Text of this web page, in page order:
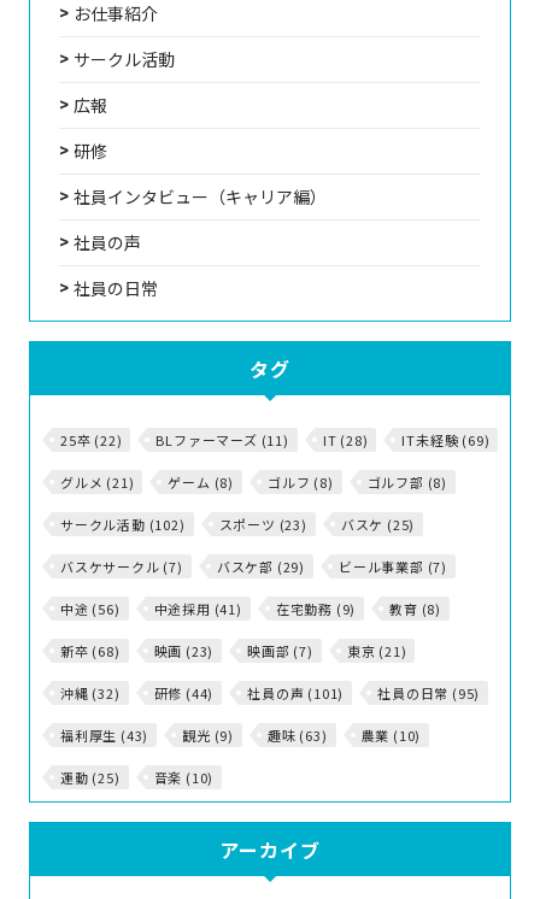
お仕事紹介
サークル活動
広報
研修
社員インタビュー（キャリア編）
社員の声
社員の日常
タグ
25卒 (22) BLファーマーズ (11) IT (28) IT未経験 (69)
グルメ (21) ゲーム (8) ゴルフ (8) ゴルフ部 (8)
サークル活動 (102) スポーツ (23) バスケ (25)
バスケサークル (7) バスケ部 (29) ビール事業部 (7)
中途 (56) 中途採用 (41) 在宅勤務 (9) 教育 (8)
新卒 (68) 映画 (23) 映画部 (7) 東京 (21)
沖縄 (32) 研修 (44) 社員の声 (101) 社員の日常 (95)
福利厚生 (43) 観光 (9) 趣味 (63) 農業 (10)
運動 (25) 音楽 (10)
アーカイブ